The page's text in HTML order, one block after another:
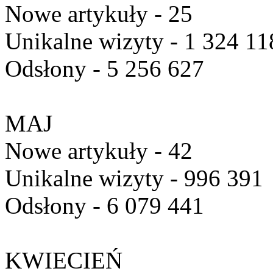
Nowe artykuły - 25
Unikalne wizyty - 1 324
Odsłony - 5 256 627
MAJ
Nowe artykuły - 42
Unikalne wizyty - 996 391
Odsłony - 6 079 441
KWIECIEŃ